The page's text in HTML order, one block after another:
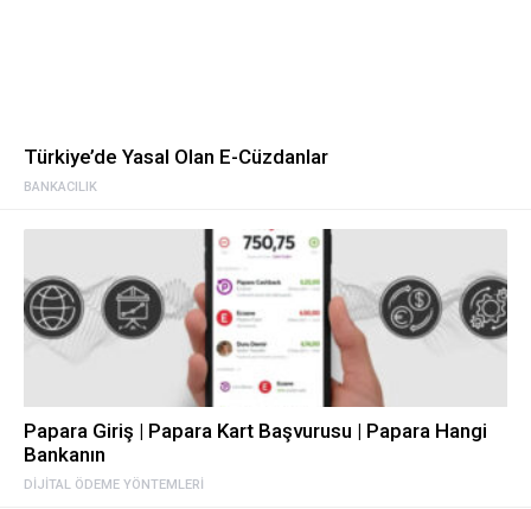
BANKACILIK
Türkiye’de Yasal Olan E-Cüzdanlar
DIJITAL ÖDEME YÖNTEMLERI
Papara Giriş | Papara Kart Başvurusu | Papara Hangi
Bankanın